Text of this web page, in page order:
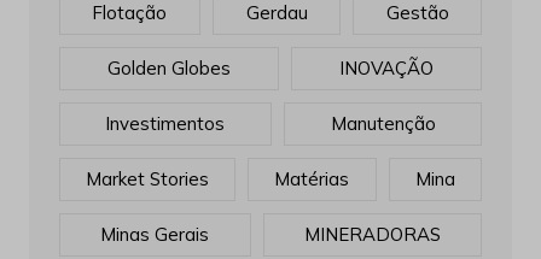
Flotação Gerdau Gestão
Golden Globes INOVAÇÃO
Investimentos Manutenção
Market Stories Matérias Mina
Minas Gerais MINERADORAS